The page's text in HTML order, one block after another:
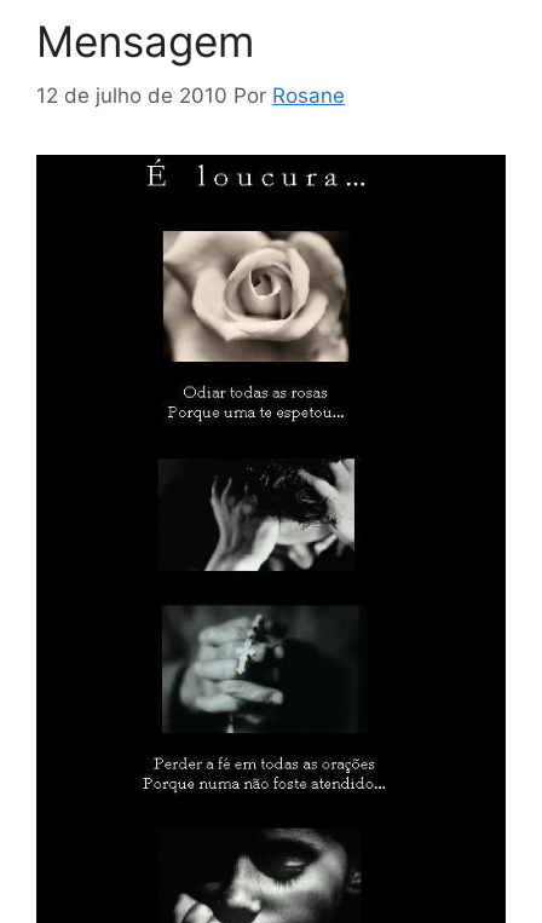
Mensagem
12 de julho de 2010 Por Rosane